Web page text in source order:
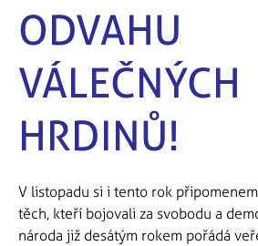
ODVAHU
VÁLEČNÝCH
HRDINŮ!
V listopadu si i tento rok
těch, kteří bojovali za svobodu a
národa již desátým rokem pořádá